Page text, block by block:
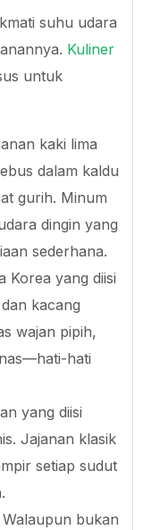
suhu udara
Kuliner
untuk
kaki lima
dalam kaldu
gurih. Minum
dingin yang
sederhana.
Korea yang diisi
kacang
wajan pipih,
hati
yang diisi
Jajanan klasik
setiap sudut
Walaupun bukan